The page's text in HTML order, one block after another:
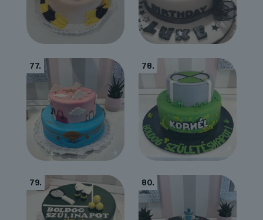
77. 78.
79. 80.